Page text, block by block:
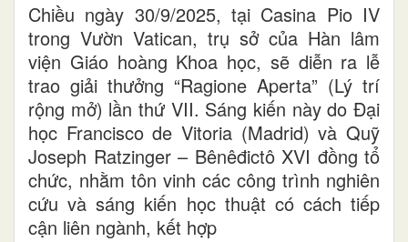
Chiều ngày 30/9/2025, tại Casina Pio IV
trong Vườn Vatican, trụ sở của Hàn lâm
viện Giáo hoàng Khoa học, sẽ diễn ra lễ
trao giải thưởng “Ragione Aperta” (Lý trí
rộng mở) lần thứ VII. Sáng kiến này do Đại
học Francisco de Vitoria (Madrid) và Quỹ
Joseph Ratzinger – Bênêđictô XVI đồng tổ
chức, nhằm tôn vinh các công trình nghiên
cứu và sáng kiến học thuật có cách tiếp
cận liên ngành, kết hợp